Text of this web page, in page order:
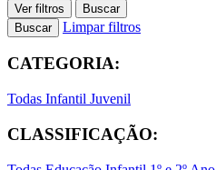
Ver filtros
Buscar
Buscar
Limpar filtros
CATEGORIA:
Todas Infantil Juvenil
CLASSIFICAÇÃO: